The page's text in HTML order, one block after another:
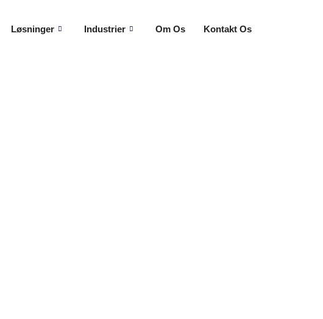
Løsninger Industrier Om Os Kontakt Os